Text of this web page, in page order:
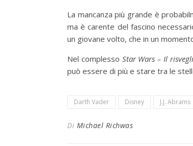
La mancanza più grande è
ma è carente del fascino
un giovane volto, che in un
Nel complesso Star Wars – Il
può essere di più e stare tra le
Darth Vader Disney J.J. Abrams
Di Michael Richwas